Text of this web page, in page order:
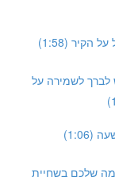
לברך לשמירה על
באימון מספר 3, הנשימה שלכם בשחיית